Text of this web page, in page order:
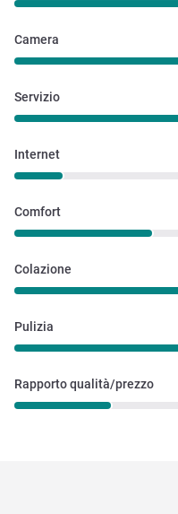
Camera
Servizio
Internet
Comfort
Colazione
Pulizia
Rapporto qualità/prezzo